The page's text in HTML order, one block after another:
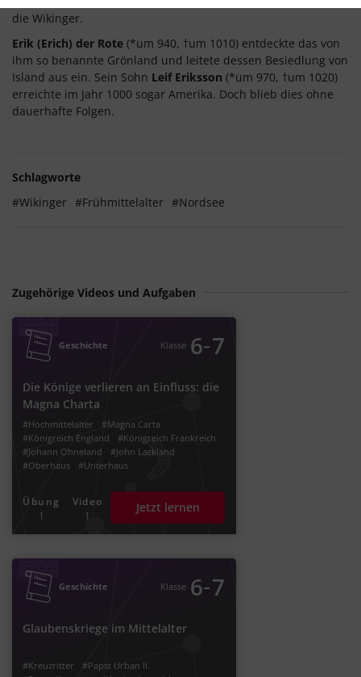
die Wikinger.
Erik (Erich) der Rote (*um 940, †um 1010) entdeckte das von
ihm so benannte Grönland und leitete dessen Besiedlung von
Island aus ein. Sein Sohn Leif Eriksson (*um 970, †um 1020)
erreichte im Jahr 1000 sogar Amerika. Doch blieb dies ohne
dauerhafte Folgen.
Schlagworte
#Wikinger #Frühmittelalter #Nordsee
Zugehörige Videos und Aufgaben
Geschichte Klasse 6‐7
Die Könige verlieren an Einfluss: die
Magna Charta
#Hochmittelalter
#Magna Carta
#Königreich England
#Königreich Frankreich
#Johann Ohneland
#John Lackland
#Oberhaus
#Unterhaus
#Normannische Eroberung
#Herzog Wilhelm II.
#Ständeordnung
#Ständegesellschaft
#Spätmittelalter
#zweiter #dritter #1.
#2.
#Richard Löwenherz
#Kreuzzüge
#Adelsrat
#Steuerabgaben
#der Zweite
#1215
#Heinrich II.
#Französisch-Englischer Krieg
#Heiliges Römisches Reich
#Philipp II.
#Schildgeld
#Baronen
#Lehenspflicht
Übung
1
Video
1
Jetzt lernen
Geschichte Klasse 6‐7
Glaubenskriege im Mittelalter
#Kreuzritter
#Papst Urban II.